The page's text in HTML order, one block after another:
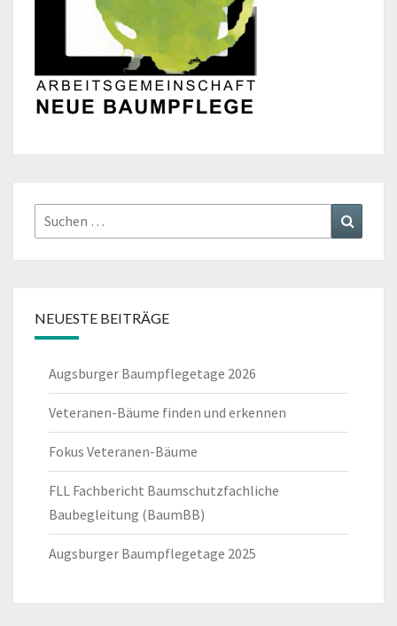
Suchen
nach:
NEUESTE BEITRÄGE
Augsburger Baumpflegetage 2026
Veteranen-Bäume finden und erkennen
Fokus Veteranen-Bäume
FLL Fachbericht Baumschutzfachliche
Baubegleitung (BaumBB)
Augsburger Baumpflegetage 2025